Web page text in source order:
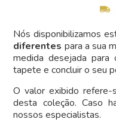
Nós disponibilizamos
diferentes para a sua
medida desejada
tapete e concluir o seu
O valor exibido
desta coleção. Caso
nossos especialistas.